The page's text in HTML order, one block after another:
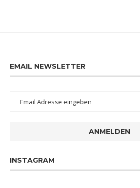
EMAIL NEWSLETTER
ANMELDEN
INSTAGRAM